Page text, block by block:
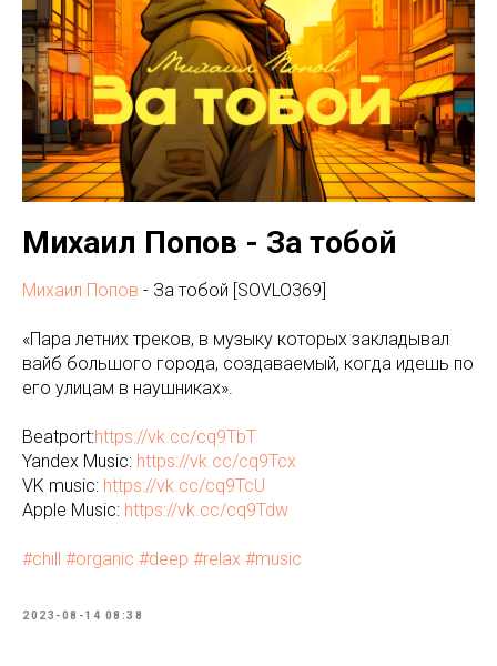
Михаил Попов - За тобой
Михаил Попов - За тобой [SOVLO369]
«Пара летних треков, в музыку которых закладывал
вайб большого города, создаваемый, когда идешь по
его улицам в наушниках».
Beatport:https://vk.cc/cq9TbT
Yandex Music: https://vk.cc/cq9Tcx
VK music: https://vk.cc/cq9TcU
Apple Music: https://vk.cc/cq9Tdw
#chill #organic #deep #relax #music
2023-08-14 08:38